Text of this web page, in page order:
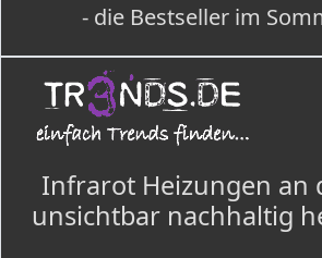
- die Bestseller im
Infrarot Heizungen an
unsichtbar nachhaltig